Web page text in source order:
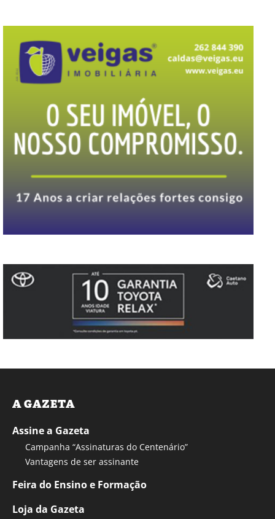
A GAZETA
Assine a Gazeta
Campanha “Assinaturas do Centenário”
Vantagens de ser assinante
Feira do Ensino e Formação
Loja da Gazeta